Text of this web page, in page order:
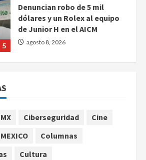
5
Denuncian robo de 5 mil
dólares y un Rolex al equipo
de Junior H en el AICM
agosto 8, 2026
desafíos
agosto 8, 2026
México y Perú restablecen
cuatro años de
Ciberseguridad
Cine
Columnas
Cultura